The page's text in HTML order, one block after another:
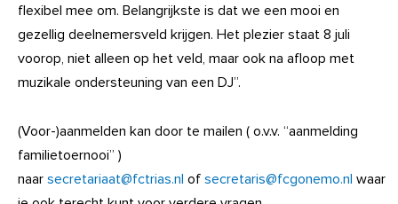
flexibel mee om. Belangrijkste is dat we een mooi en
gezellig deelnemersveld krijgen. Het plezier staat 8 juli
voorop, niet alleen op het veld, maar ook na afloop met
muzikale ondersteuning van een DJ”.
(Voor-)aanmelden kan door te mailen ( o.v.v. “aanmelding
familietoernooi” )
naar secretariaat@fctrias.nl of secretaris@fcgonemo.nl waar